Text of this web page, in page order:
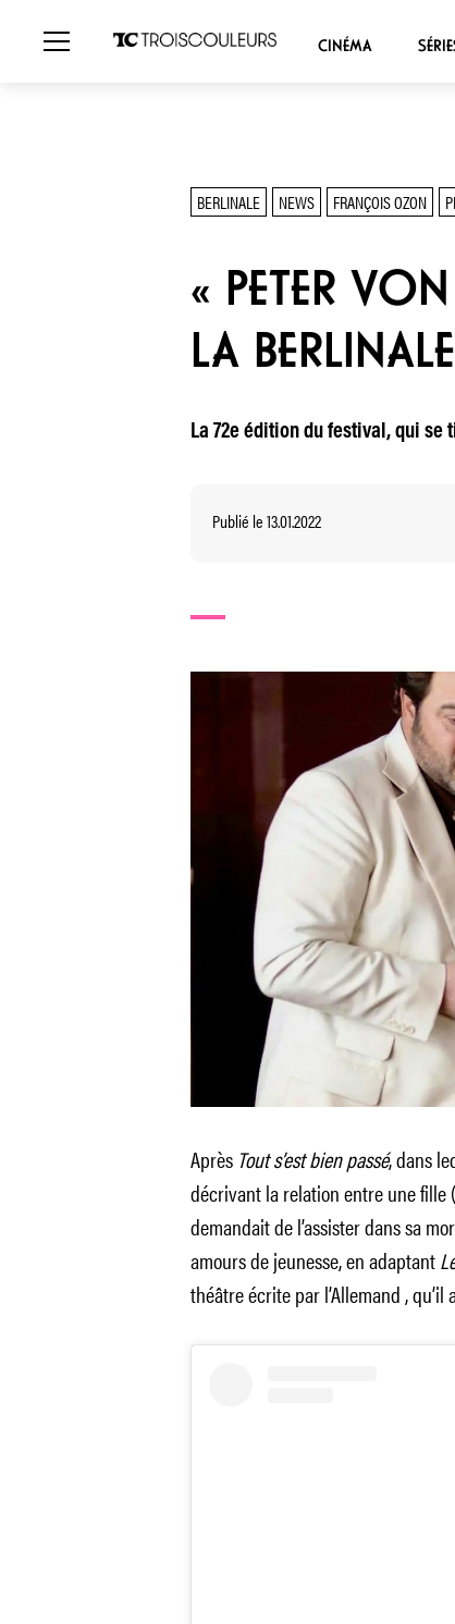
CINÉMA
BERLINALE NEWS FRANÇOIS OZON
« PETER
LA BERLINALE
La 72e édition du festival, qui se
Publié le 13.01.2022
Après Tout s’est bien passé, dans
décrivant la relation entre une fille
demandait de l’assister dans sa
amours de jeunesse, en adaptant
théâtre écrite par l’Allemand , qu’il